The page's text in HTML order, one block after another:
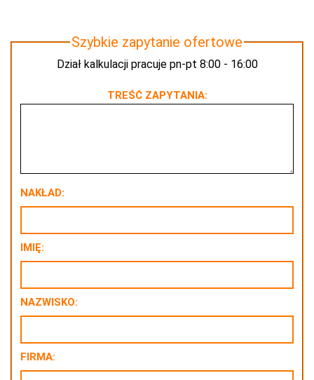
Szybkie zapytanie ofertowe
Dział kalkulacji pracuje pn-pt 8:00 - 16:00
TREŚĆ ZAPYTANIA:
NAKŁAD:
IMIĘ:
NAZWISKO:
FIRMA: